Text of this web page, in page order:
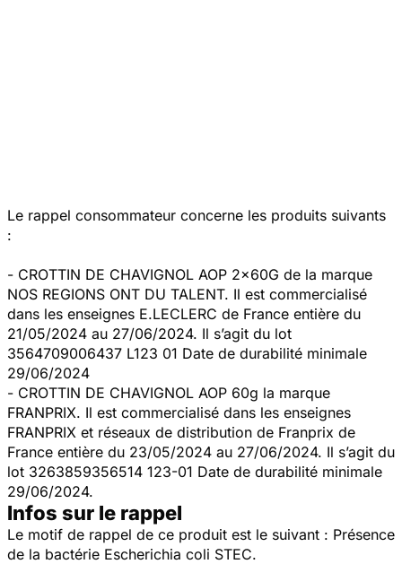
Le rappel consommateur concerne les produits suivants
:
- CROTTIN DE CHAVIGNOL AOP 2x60G de la marque
NOS REGIONS ONT DU TALENT. Il est commercialisé
dans les enseignes E.LECLERC de France entière du
21/05/2024 au 27/06/2024. Il s’agit du lot
3564709006437 L123 01 Date de durabilité minimale
29/06/2024
- CROTTIN DE CHAVIGNOL AOP 60g la marque
FRANPRIX. Il est commercialisé dans les enseignes
FRANPRIX et réseaux de distribution de Franprix de
France entière du 23/05/2024 au 27/06/2024. Il s’agit du
lot 3263859356514 123-01 Date de durabilité minimale
29/06/2024.
Infos sur le rappel
Le motif de rappel de ce produit est le suivant : Présence
de la bactérie Escherichia coli STEC.